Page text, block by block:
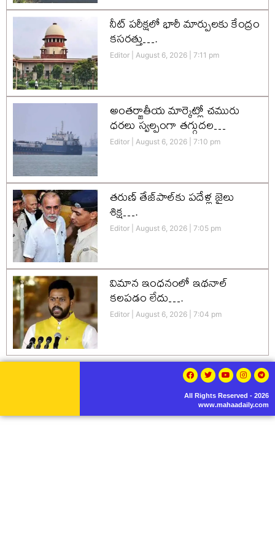
నీట్ పరీక్షలో భారీ మార్పులకు కేంద్రం
కసరత్తు….
Editor August 6, 2026 7:11 pm
అంతర్జాతీయ మార్కెట్లో చమురు
ధరలు స్వల్పంగా తగ్గుదల…
Editor August 6, 2026 7:10 pm
తరుణ్ తేజ్‌పాల్‌కు పదేళ్ల జైలు
శిక్ష….
Editor August 6, 2026 7:05 pm
విమాన ఇంధనంలో ఇథనాల్
కలపడం లేదు….
Editor August 6, 2026 7:04 pm
All Rights Reserved - 2026
www.mahaadaily.com